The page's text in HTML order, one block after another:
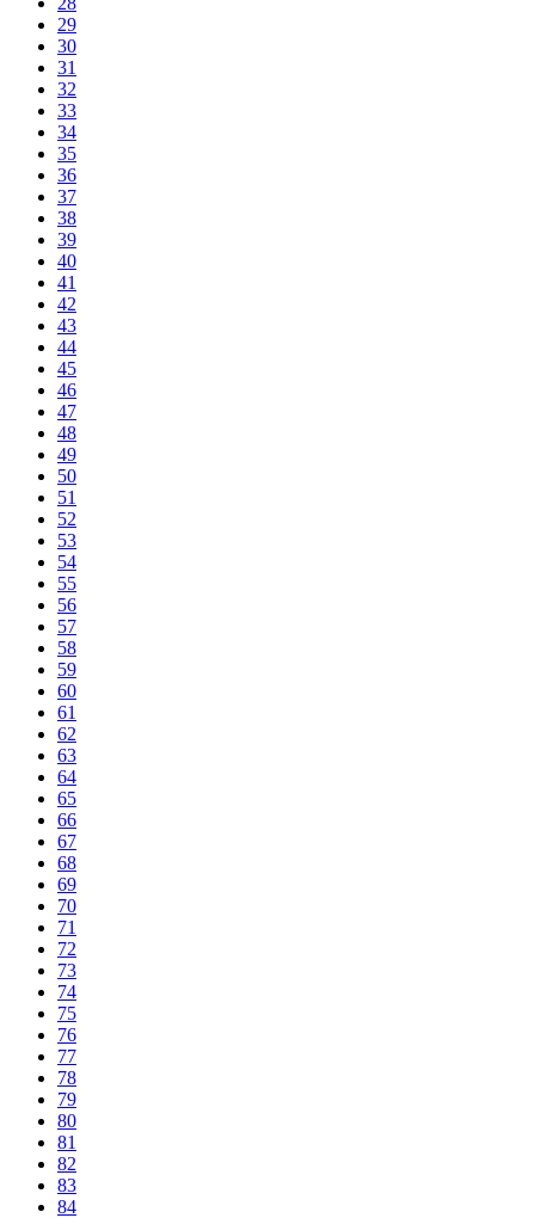
29
30
31
32
33
34
35
36
37
38
39
40
41
42
43
44
45
46
47
48
49
50
51
52
53
54
55
56
57
58
59
60
61
62
63
64
65
66
67
68
69
70
71
72
73
74
75
76
77
78
79
80
81
82
83
84